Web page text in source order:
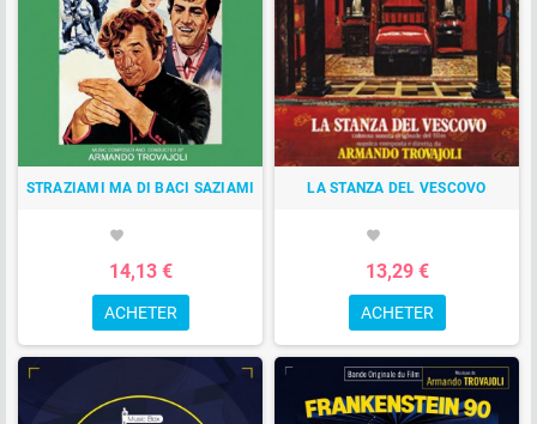
STRAZIAMI MA DI BACI SAZIAMI
favorite
14,13 €
ACHETER
LA STANZA DEL VESCOVO
favorite
13,29 €
ACHETER